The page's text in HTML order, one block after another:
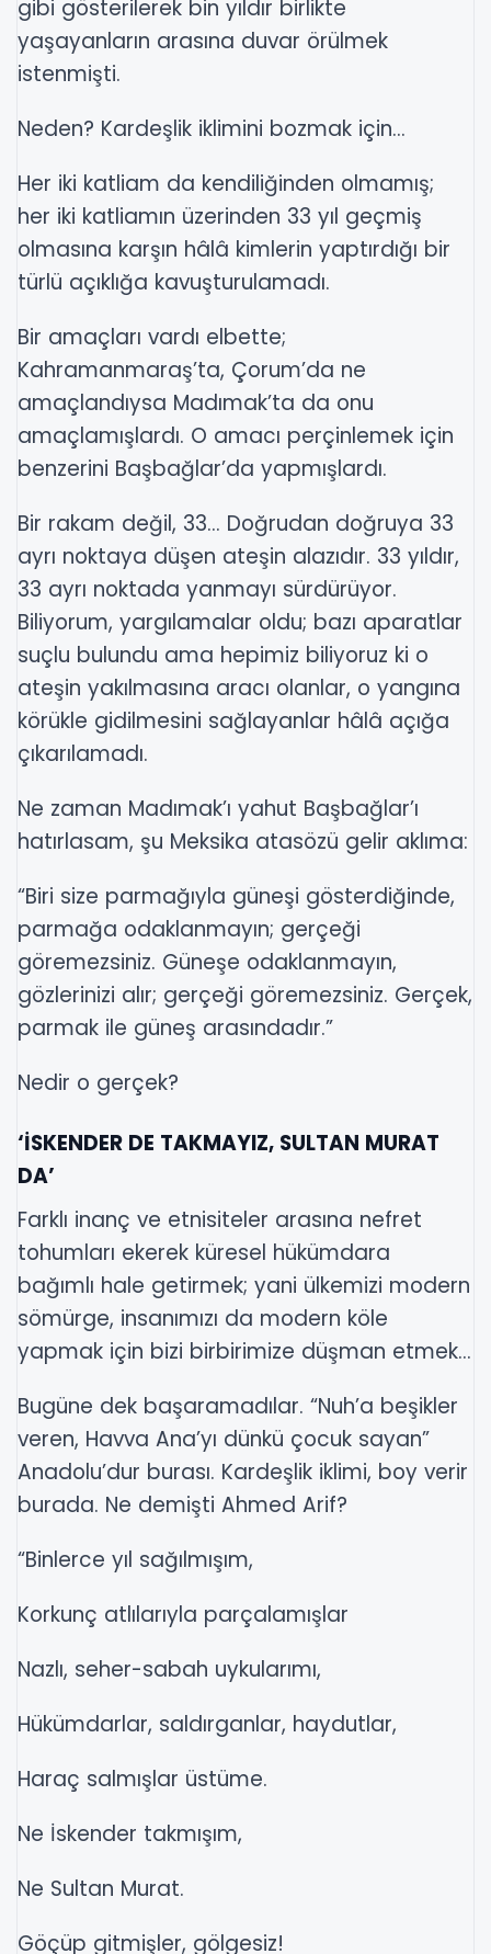
gibi gösterilerek bin yıldır birlikte
yaşayanların arasına duvar örülmek
istenmişti.
Neden? Kardeşlik iklimini bozmak için...
Her iki katliam da kendiliğinden olmamış;
her iki katliamın üzerinden 33 yıl geçmiş
olmasına karşın hâlâ kimlerin yaptırdığı bir
türlü açıklığa kavuşturulamadı.
Bir amaçları vardı elbette;
Kahramanmaraş’ta, Çorum’da ne
amaçlandıysa Madımak’ta da onu
amaçlamışlardı. O amacı perçinlemek için
benzerini Başbağlar’da yapmışlardı.
Bir rakam değil, 33... Doğrudan doğruya 33
ayrı noktaya düşen ateşin alazıdır. 33 yıldır,
33 ayrı noktada yanmayı sürdürüyor.
Biliyorum, yargılamalar oldu; bazı aparatlar
suçlu bulundu ama hepimiz biliyoruz ki o
ateşin yakılmasına aracı olanlar, o yangına
körükle gidilmesini sağlayanlar hâlâ açığa
çıkarılamadı.
Ne zaman Madımak’ı yahut Başbağlar’ı
hatırlasam, şu Meksika atasözü gelir aklıma:
“Biri size parmağıyla güneşi gösterdiğinde,
parmağa odaklanmayın; gerçeği
göremezsiniz. Güneşe odaklanmayın,
gözlerinizi alır; gerçeği göremezsiniz. Gerçek,
parmak ile güneş arasındadır.”
Nedir o gerçek?
‘İSKENDER DE TAKMAYIZ, SULTAN MURAT
DA’
Farklı inanç ve etnisiteler arasına nefret
tohumları ekerek küresel hükümdara
bağımlı hale getirmek; yani ülkemizi modern
sömürge, insanımızı da modern köle
yapmak için bizi birbirimize düşman etmek...
Bugüne dek başaramadılar. “Nuh’a beşikler
veren, Havva Ana’yı dünkü çocuk sayan”
Anadolu’dur burası. Kardeşlik iklimi, boy verir
burada. Ne demişti Ahmed Arif?
“Binlerce yıl sağılmışım,
Korkunç atlılarıyla parçalamışlar
Nazlı, seher-sabah uykularımı,
Hükümdarlar, saldırganlar, haydutlar,
Haraç salmışlar üstüme.
Ne İskender takmışım,
Ne Sultan Murat.
Göçüp gitmişler, gölgesiz!